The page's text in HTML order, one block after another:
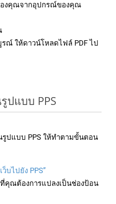
องคุณจากอุปกรณ์ของคุณ
รณ์ ให้ดาวน์โหลดไฟล์ PDF ไป
ปแบบ PPS
รูปแบบ PPS ให้ทำตามขั้นตอน
ว็บไปยัง PPS”
คุณต้องการแปลงเป็นช่องป้อน